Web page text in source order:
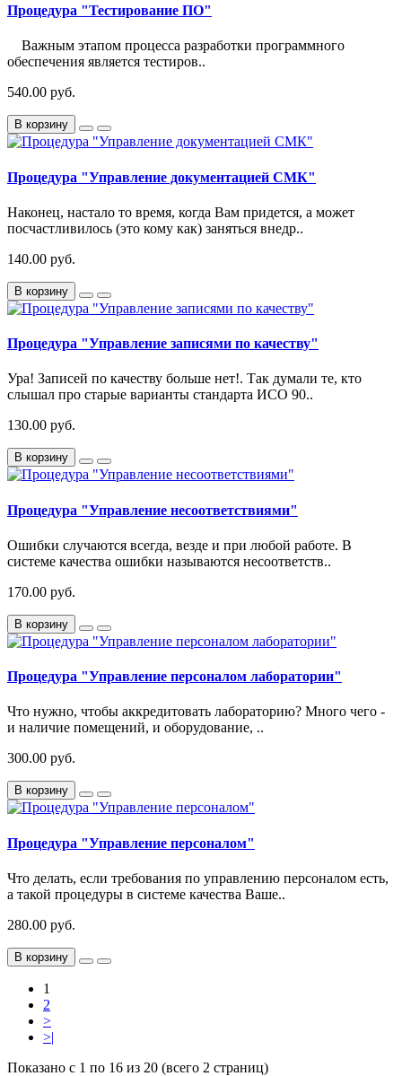
Процедура "Тестирование ПО"
Важным этапом процесса разработки программного
обеспечения является тестиров..
540.00 руб.
В корзину
Процедура "Управление документацией СМК"
Наконец, настало то время, когда Вам придется, а может
посчастливилось (это кому как) заняться внедр..
140.00 руб.
В корзину
Процедура "Управление записями по качеству"
Ура! Записей по качеству больше нет!. Так думали те, кто
слышал про старые варианты стандарта ИСО 90..
130.00 руб.
В корзину
Процедура "Управление несоответствиями"
Ошибки случаются всегда, везде и при любой работе. В
системе качества ошибки называются несоответств..
170.00 руб.
В корзину
Процедура "Управление персоналом лаборатории"
Что нужно, чтобы аккредитовать лабораторию? Много чего -
и наличие помещений, и оборудование, ..
300.00 руб.
В корзину
Процедура "Управление персоналом"
Что делать, если требования по управлению персоналом есть,
а такой процедуры в системе качества Ваше..
280.00 руб.
В корзину
1
2
>
>|
Показано с 1 по 16 из 20 (всего 2 страниц)